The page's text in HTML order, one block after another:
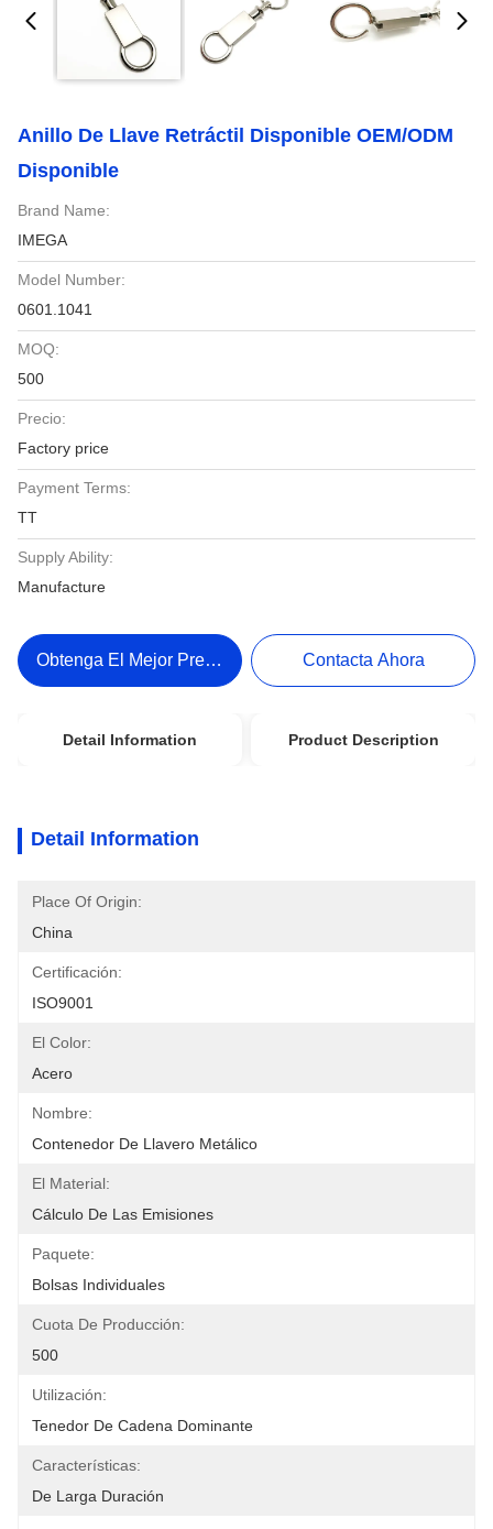
Anillo De Llave Retráctil Disponible OEM/ODM
Disponible
Brand Name:
IMEGA
Model Number:
0601.1041
MOQ:
500
Precio:
Factory price
Payment Terms:
TT
Supply Ability:
Manufacture
Obtenga El Mejor Precio Contacta Ahora
Detail Information Product Description
Detail Information
Place Of Origin:
China
Certificación:
ISO9001
El Color:
Acero
Nombre:
Contenedor De Llavero Metálico
El Material:
Cálculo De Las Emisiones
Paquete:
Bolsas Individuales
Cuota De Producción:
500
Utilización:
Tenedor De Cadena Dominante
Características:
De Larga Duración